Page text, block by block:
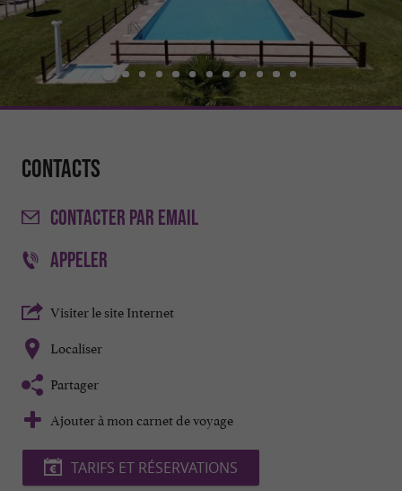
Contacts
CONTACTER PAR EMAIL
APPELER
Visiter le site Internet
Localiser
Partager
Ajouter à mon carnet de voyage
TARIFS ET RÉSERVATIONS